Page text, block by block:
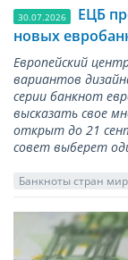
30.07.2026
ЕЦБ
новых
Европейский
вариантов
серии банкнот
высказать свое
открыт до 21
совет выберет
Банкноты стран